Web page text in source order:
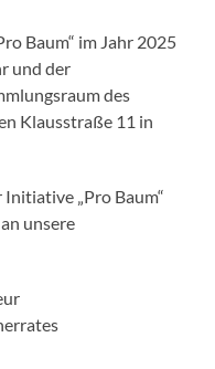
Baum“ im Jahr 2025
und der
des
Klausstraße 11 in
„Pro Baum“
unsere